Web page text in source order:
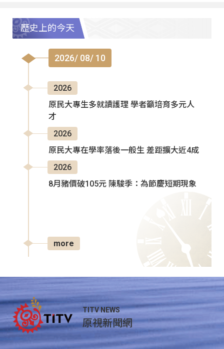
歷史上的今天
2026/ 08/ 10
2026
原民大專生多就讀護理 學者籲培育多元人
才
2026
原民大專在學率落後一般生 差距擴大近4成
2026
8月豬價破105元 陳駿季：為節慶短期現象
more
TITV NEWS
原視新聞網